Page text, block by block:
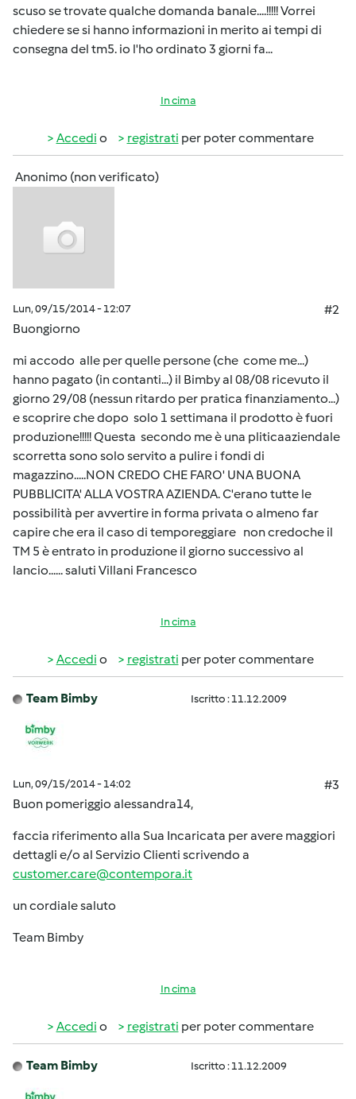
scuso se trovate qualche domanda banale....!!!!! Vorrei
chiedere se si hanno informazioni in merito ai tempi di
consegna del tm5. io l'ho ordinato 3 giorni fa...
In cima
Accedi o registrati per poter commentare
Anonimo (non verificato)
Lun, 09/15/2014 - 12:07
#2
Buongiorno
mi accodo alle per quelle persone (che come me...)
hanno pagato (in contanti...) il Bimby al 08/08 ricevuto il
giorno 29/08 (nessun ritardo per pratica finanziamento...)
e scoprire che dopo solo 1 settimana il prodotto è fuori
produzione!!!!! Questa secondo me è una pliticaaziendale
scorretta sono solo servito a pulire i fondi di
magazzino.....NON CREDO CHE FARO' UNA BUONA
PUBBLICITA' ALLA VOSTRA AZIENDA. C'erano tutte le
possibilità per avvertire in forma privata o almeno far
capire che era il caso di temporeggiare non credoche il
TM 5 è entrato in produzione il giorno successivo al
lancio...... saluti Villani Francesco
In cima
Accedi o registrati per poter commentare
Team Bimby Iscritto : 11.12.2009
Lun, 09/15/2014 - 14:02
#3
Buon pomeriggio alessandra14,
faccia riferimento alla Sua Incaricata per avere maggiori
dettagli e/o al Servizio Clienti scrivendo a
customer.care@contempora.it
un cordiale saluto
Team Bimby
In cima
Accedi o registrati per poter commentare
Team Bimby Iscritto : 11.12.2009